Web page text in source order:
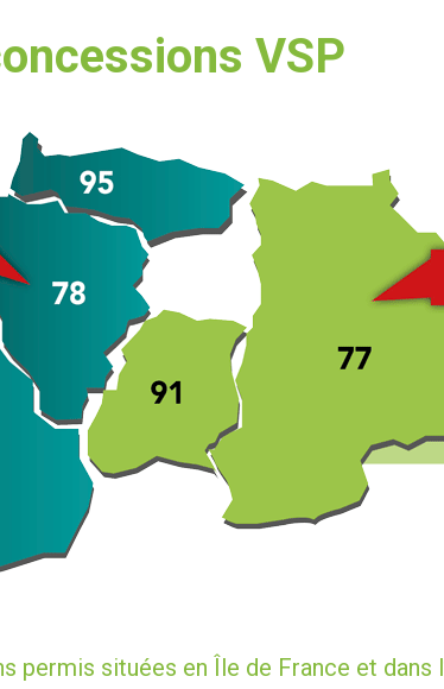
VSP
permis situées en Île de France et dans